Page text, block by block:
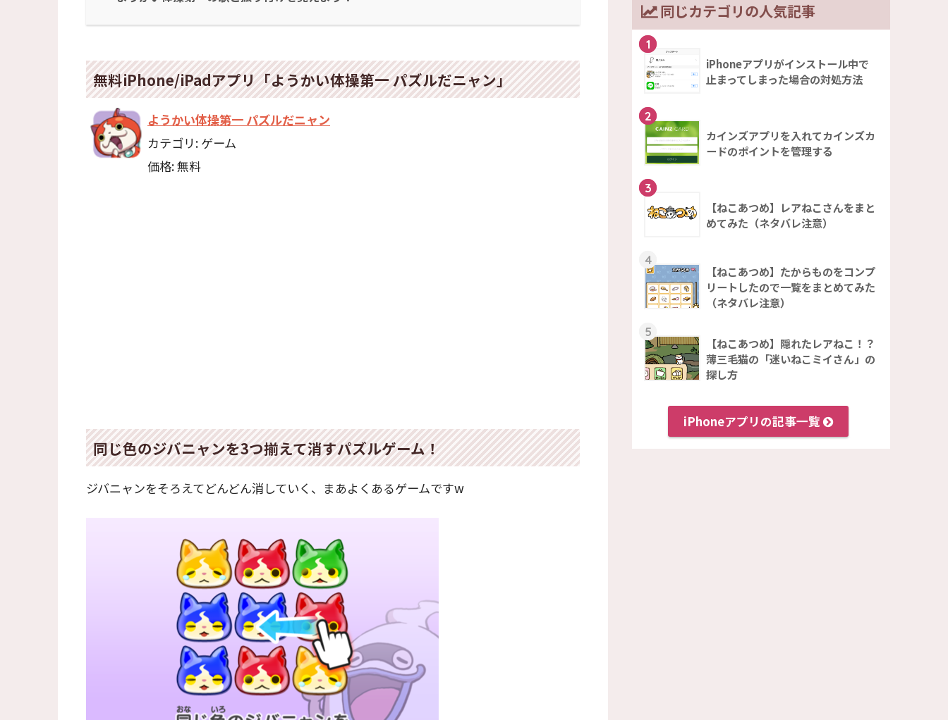
無料iPhone/iPadアプリ「ようかい体操第一 パズルだニャン」
ようかい体操第一 パズルだニャン
カテゴリ: ゲーム
価格: 無料
同じ色のジバニャンを3つ揃えて消すパズルゲーム！
ジバニャンをそろえてどんどん消していく、まあよくあるゲームですw
同じカテゴリの人気記事
1
iPhoneアプリがインストール中で
止まってしまった場合の対処方法
2
カインズアプリを入れてカインズカ
ードのポイントを管理する
3
【ねこあつめ】レアねこさんをまと
めてみた（ネタバレ注意）
4
【ねこあつめ】たからものをコンプ
リートしたので一覧をまとめてみた
（ネタバレ注意）
5
【ねこあつめ】隠れたレアねこ！？
薄三毛猫の「迷いねこミイさん」の
探し方
iPhoneアプリの記事一覧